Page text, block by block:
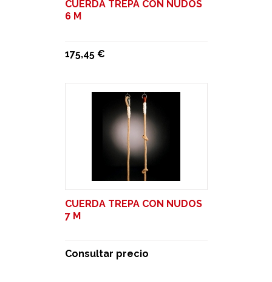
CUERDA TREPA CON NUDOS
6 M
175,45 €
CUERDA TREPA CON NUDOS
7 M
Consultar precio